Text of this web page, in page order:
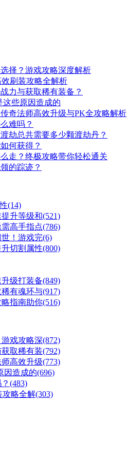
择？游戏攻略深度解析
刷装攻略全解析
力与获取稀有装备？
这些原因造成的
奇法师高效升级与PK全攻略解析
难吗？
劫总共需要多少颗渡劫丹？
何获得？
走？终极攻略带你轻松通关
的踪迹？
(14)
升等级和(521)
高手指点(786)
！游戏完(6)
切割属性(800)
级打装备(849)
有魂环与(917)
指南助你(516)
戏攻略深(872)
取稀有装(792)
高效升级(773)
因造成的(696)
(483)
略全解(303)